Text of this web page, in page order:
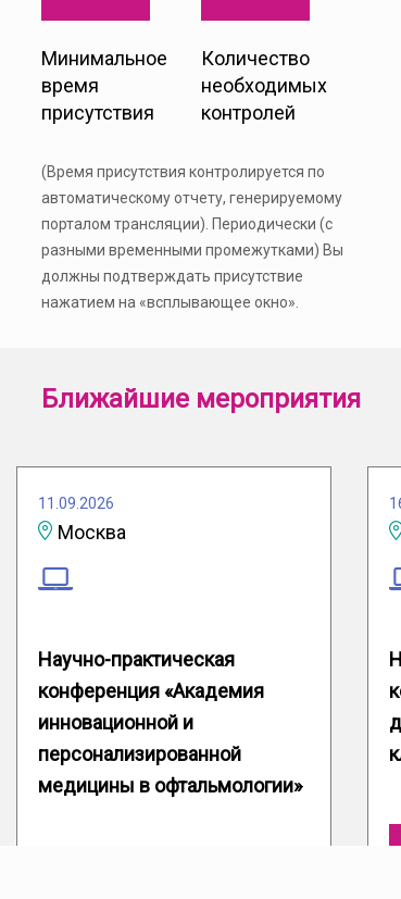
Минимальное
время
присутствия
Количество
необходимых
контролей
(Время присутствия контролируется по
автоматическому отчету, генерируемому
порталом трансляции). Периодически (с
разными временными промежутками) Вы
должны подтверждать присутствие
нажатием на «всплывающее окно».
Ближайшие мероприятия
11.09.2026
Москва
Научно-практическая
конференция «Академия
инновационной и
персонализированной
медицины в офтальмологии»